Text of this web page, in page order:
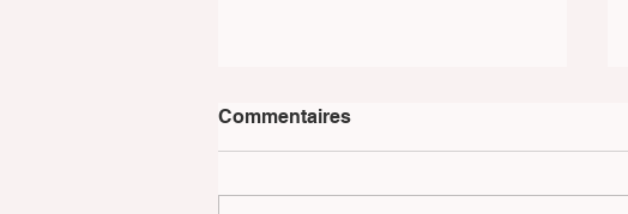
Commentaires